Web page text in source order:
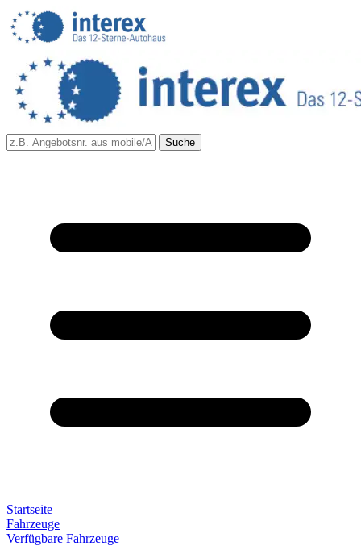
Suche
Startseite
Fahrzeuge
Verfügbare Fahrzeuge